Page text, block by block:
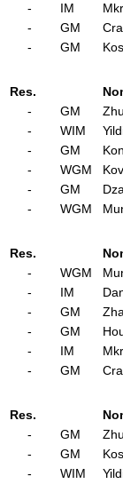
- IM
- GM
- GM
Res.
- GM
- WIM
- GM
- WGM
- GM
- WGM
Res.
- WGM
- IM
- GM
- GM
- IM
- GM
Res.
- GM
- GM
- WIM